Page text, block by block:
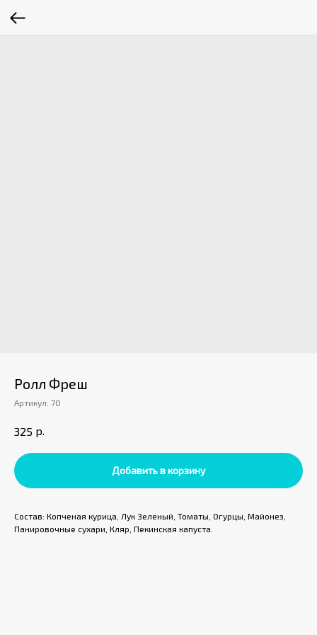
Ролл Фреш
Артикул: 70
325 р.
Добавить в корзину
Состав: Копченая курица, Лук Зеленый, Томаты, Огурцы, Майонез,
Панировочные сухари, Кляр, Пекинская капуста.